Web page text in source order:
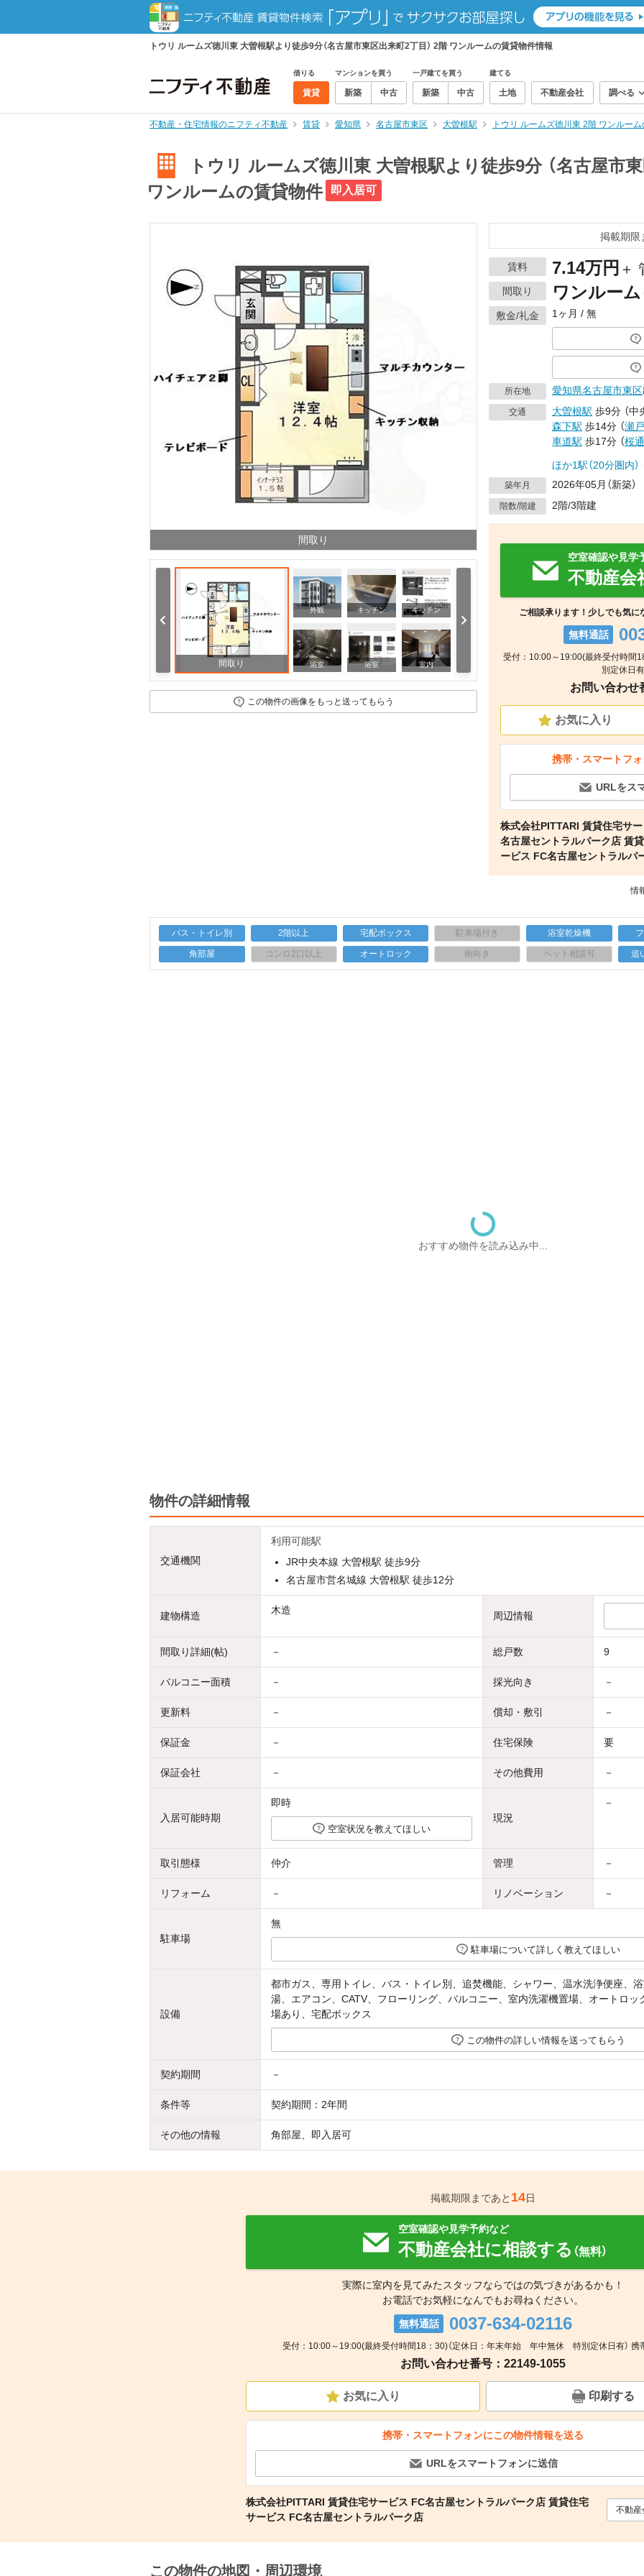
トウリ ルームズ徳川東 大曽根駅より徒歩9分（名古屋市東区出来町2丁目） 2階 ワンルームの賃貸物件情報
借りる
賃貸
マンションを買う
新築 中古
一戸建てを買う
新築 中古
建てる
土地 不動産会社 調べる
不動産・住宅情報のニフティ不動産 賃貸 愛知県 名古屋市東区 大曽根駅 トウリ ルームズ徳川東 2階 ワンルー
トウリ ルームズ徳川東 大曽根駅より徒歩9分 （名古屋市
ワンルームの賃貸物件
即入居可
間取り
間取り
外観 キッチン キッチン
浴室 浴室 室内
この物件の画像をもっと送ってもらう
掲載期限
賃料 7.14万円 ＋
間取り ワンルーム
敷金/礼金 1ヶ月 / 無
所在地 愛知県名古屋市東区
交通 大曽根駅 歩9分 （中
森下駅 歩14分 （瀬
車道駅 歩17分 （桜
ほか1駅（20分圏内）
築年月 2026年05月（新築）
階数/階建 2階/3階建
空室確認や見学
不動産会
ご相談承ります！少しでも気に
無料通話
受付：10:00～19:00(最終受付時
別定休日
お問い合わせ
お気に入り
携帯・スマートフ
URLをス
株式会社PITTARI 賃貸住宅サ
名古屋セントラルパーク店 賃
ービス FC名古屋セントラルパ
情
バス・トイレ別 2階以上 宅配ボックス 駐車場付き 浴室乾燥機
角部屋 コンロ2口以上 オートロック 南向き ペット相談可 追
おすすめ物件を読み込み中...
物件の詳細情報
交通機関
利用可能駅
JR中央本線 大曽根駅 徒歩9分
名古屋市営名城線 大曽根駅 徒歩12分
建物構造 木造 周辺情報
間取り詳細(帖) － 総戸数 9
バルコニー面積 － 採光向き －
更新料 － 償却・敷引 －
保証金 － 住宅保険 要
保証会社 － その他費用 －
入居可能時期
即時
空室状況を教えてほしい
現況
－
取引態様 仲介 管理 －
リフォーム － リノベーション －
駐車場
無
駐車場について詳しく教えてほしい
設備
都市ガス、専用トイレ、バス・トイレ別、追焚機能、シャワー、温水洗浄便座、
湯、エアコン、CATV、フローリング、バルコニー、室内洗濯機置場、オートロ
場あり、宅配ボックス
この物件の詳しい情報を送ってもらう
契約期間 －
条件等 契約期間：2年間
その他の情報 角部屋、即入居可
掲載期限まであと 14日
空室確認や見学予約など
不動産会社に相談する （無料）
実際に室内を見てみたスタッフならではの気づきがあるかも！
お電話でお気軽になんでもお尋ねください。
無料通話 0037-634-02116
受付：10:00～19:00(最終受付時間18：30)（定休日：年末年始 年中無休 特別定休日有） 携
お問い合わせ番号：22149-1055
お気に入り 印刷する
携帯・スマートフォンにこの物件情報を送る
URLをスマートフォンに送信
株式会社PITTARI 賃貸住宅サービス FC名古屋セントラルパーク店 賃貸住宅
サービス FC名古屋セントラルパーク店
不動産
この物件の地図・周辺環境